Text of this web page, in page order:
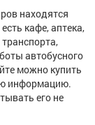
находятся
кафе, аптека,
автобусного
можно купить
информацию.
его не